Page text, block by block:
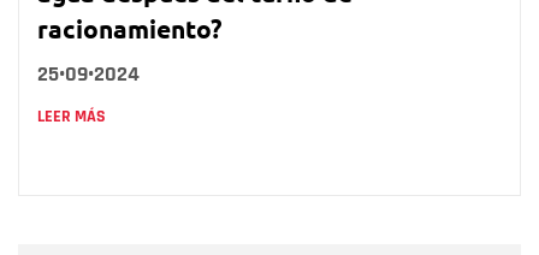
racionamiento?
25•09•2024
LEER MÁS